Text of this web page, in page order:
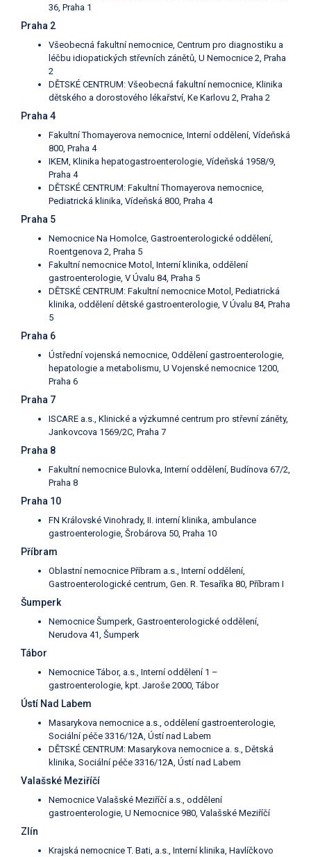
36, Praha 1
Praha 2
Všeobecná fakultní nemocnice, Centrum pro diagnostiku a
léčbu idiopatických střevních zánětů, U Nemocnice 2, Praha
2
DĚTSKÉ CENTRUM: Všeobecná fakultní nemocnice, Klinika
dětského a dorostového lékařství, Ke Karlovu 2, Praha 2
Praha 4
Fakultní Thomayerova nemocnice, Interní oddělení, Vídeňská
800, Praha 4
IKEM, Klinika hepatogastroenterologie, Vídeňská 1958/9,
Praha 4
DĚTSKÉ CENTRUM: Fakultní Thomayerova nemocnice,
Pediatrická klinika, Vídeňská 800, Praha 4
Praha 5
Nemocnice Na Homolce, Gastroenterologické oddělení,
Roentgenova 2, Praha 5
Fakultní nemocnice Motol, Interní klinika, oddělení
gastroenterologie, V Úvalu 84, Praha 5
DĚTSKÉ CENTRUM: Fakultní nemocnice Motol, Pediatrická
klinika, oddělení dětské gastroenterologie, V Úvalu 84, Praha
5
Praha 6
Ústřední vojenská nemocnice, Oddělení gastroenterologie,
hepatologie a metabolismu, U Vojenské nemocnice 1200,
Praha 6
Praha 7
ISCARE a.s., Klinické a výzkumné centrum pro střevní záněty,
Jankovcova 1569/2C, Praha 7
Praha 8
Fakultní nemocnice Bulovka, Interní oddělení, Budínova 67/2,
Praha 8
Praha 10
FN Královské Vinohrady, II. interní klinika, ambulance
gastroenterologie, Šrobárova 50, Praha 10
Příbram
Oblastní nemocnice Příbram a.s., Interní oddělení,
Gastroenterologické centrum, Gen. R. Tesaříka 80, Příbram I
Šumperk
Nemocnice Šumperk, Gastroenterologické oddělení,
Nerudova 41, Šumperk
Tábor
Nemocnice Tábor, a.s., Interní oddělení 1 –
gastroenterologie, kpt. Jaroše 2000, Tábor
Ústí Nad Labem
Masarykova nemocnice a.s., oddělení gastroenterologie,
Sociální péče 3316/12A, Ústí nad Labem
DĚTSKÉ CENTRUM: Masarykova nemocnice a. s., Dětská
klinika, Sociální péče 3316/12A, Ústí nad Labem
Valašské Meziříčí
Nemocnice Valašské Meziříčí a.s., oddělení
gastroenterologie, U Nemocnice 980, Valašské Meziříčí
Zlín
Krajská nemocnice T. Bati, a.s., Interní klinika, Havlíčkovo